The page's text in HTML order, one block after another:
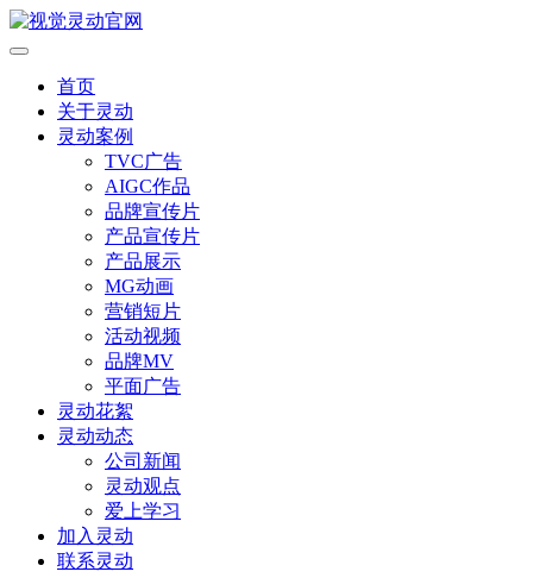
首页
关于灵动
灵动案例
TVC广告
AIGC作品
品牌宣传片
产品宣传片
产品展示
MG动画
营销短片
活动视频
品牌MV
平面广告
灵动花絮
灵动动态
公司新闻
灵动观点
爱上学习
加入灵动
联系灵动